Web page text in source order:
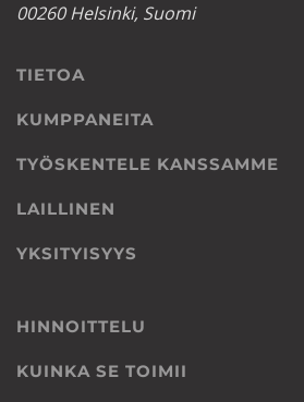
00260 Helsinki, Suomi
TIETOA
KUMPPANEITA
TYÖSKENTELE KANSSAMME
LAILLINEN
YKSITYISYYS
HINNOITTELU
KUINKA SE TOIMII